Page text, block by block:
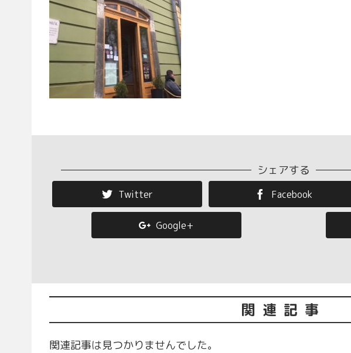
シェアする
Twitter Facebook
Google+
関連記事
関連記事は見つかりませんでした。